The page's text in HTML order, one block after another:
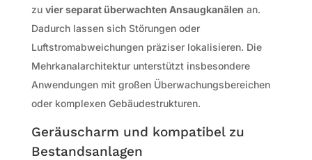
zu vier separat überwachten Ansaugkanälen an.
Dadurch lassen sich Störungen oder
Luftstromabweichungen präziser lokalisieren. Die
Mehrkanalarchitektur unterstützt insbesondere
Anwendungen mit großen Überwachungsbereichen
oder komplexen Gebäudestrukturen.
Geräuscharm und kompatibel zu
Bestandsanlagen